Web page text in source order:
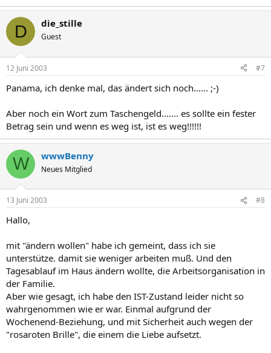
D die_stille
Guest
12 Juni 2003 #7
Panama, ich denke mal, das ändert sich noch...... ;-)
Aber noch ein Wort zum Taschengeld....... es sollte ein fester
Betrag sein und wenn es weg ist, ist es weg!!!!!!
W wwwBenny
Neues Mitglied
13 Juni 2003 #8
Hallo,
mit "ändern wollen" habe ich gemeint, dass ich sie
unterstütze. damit sie weniger arbeiten muß. Und den
Tagesablauf im Haus ändern wollte, die Arbeitsorganisation in
der Familie.
Aber wie gesagt, ich habe den IST-Zustand leider nicht so
wahrgenommen wie er war. Einmal aufgrund der
Wochenend-Beziehung, und mit Sicherheit auch wegen der
"rosaroten Brille", die einem die Liebe aufsetzt.